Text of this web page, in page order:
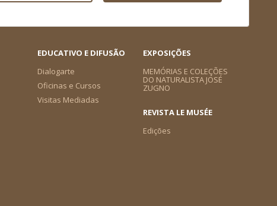
EDUCATIVO E DIFUSÃO
Dialogarte
Oficinas e Cursos
Visitas Mediadas
EXPOSIÇÕES
MEMÓRIAS E COLEÇÕES
DO NATURALISTA JOSÉ
ZUGNO
REVISTA LE MUSÉE
Edições